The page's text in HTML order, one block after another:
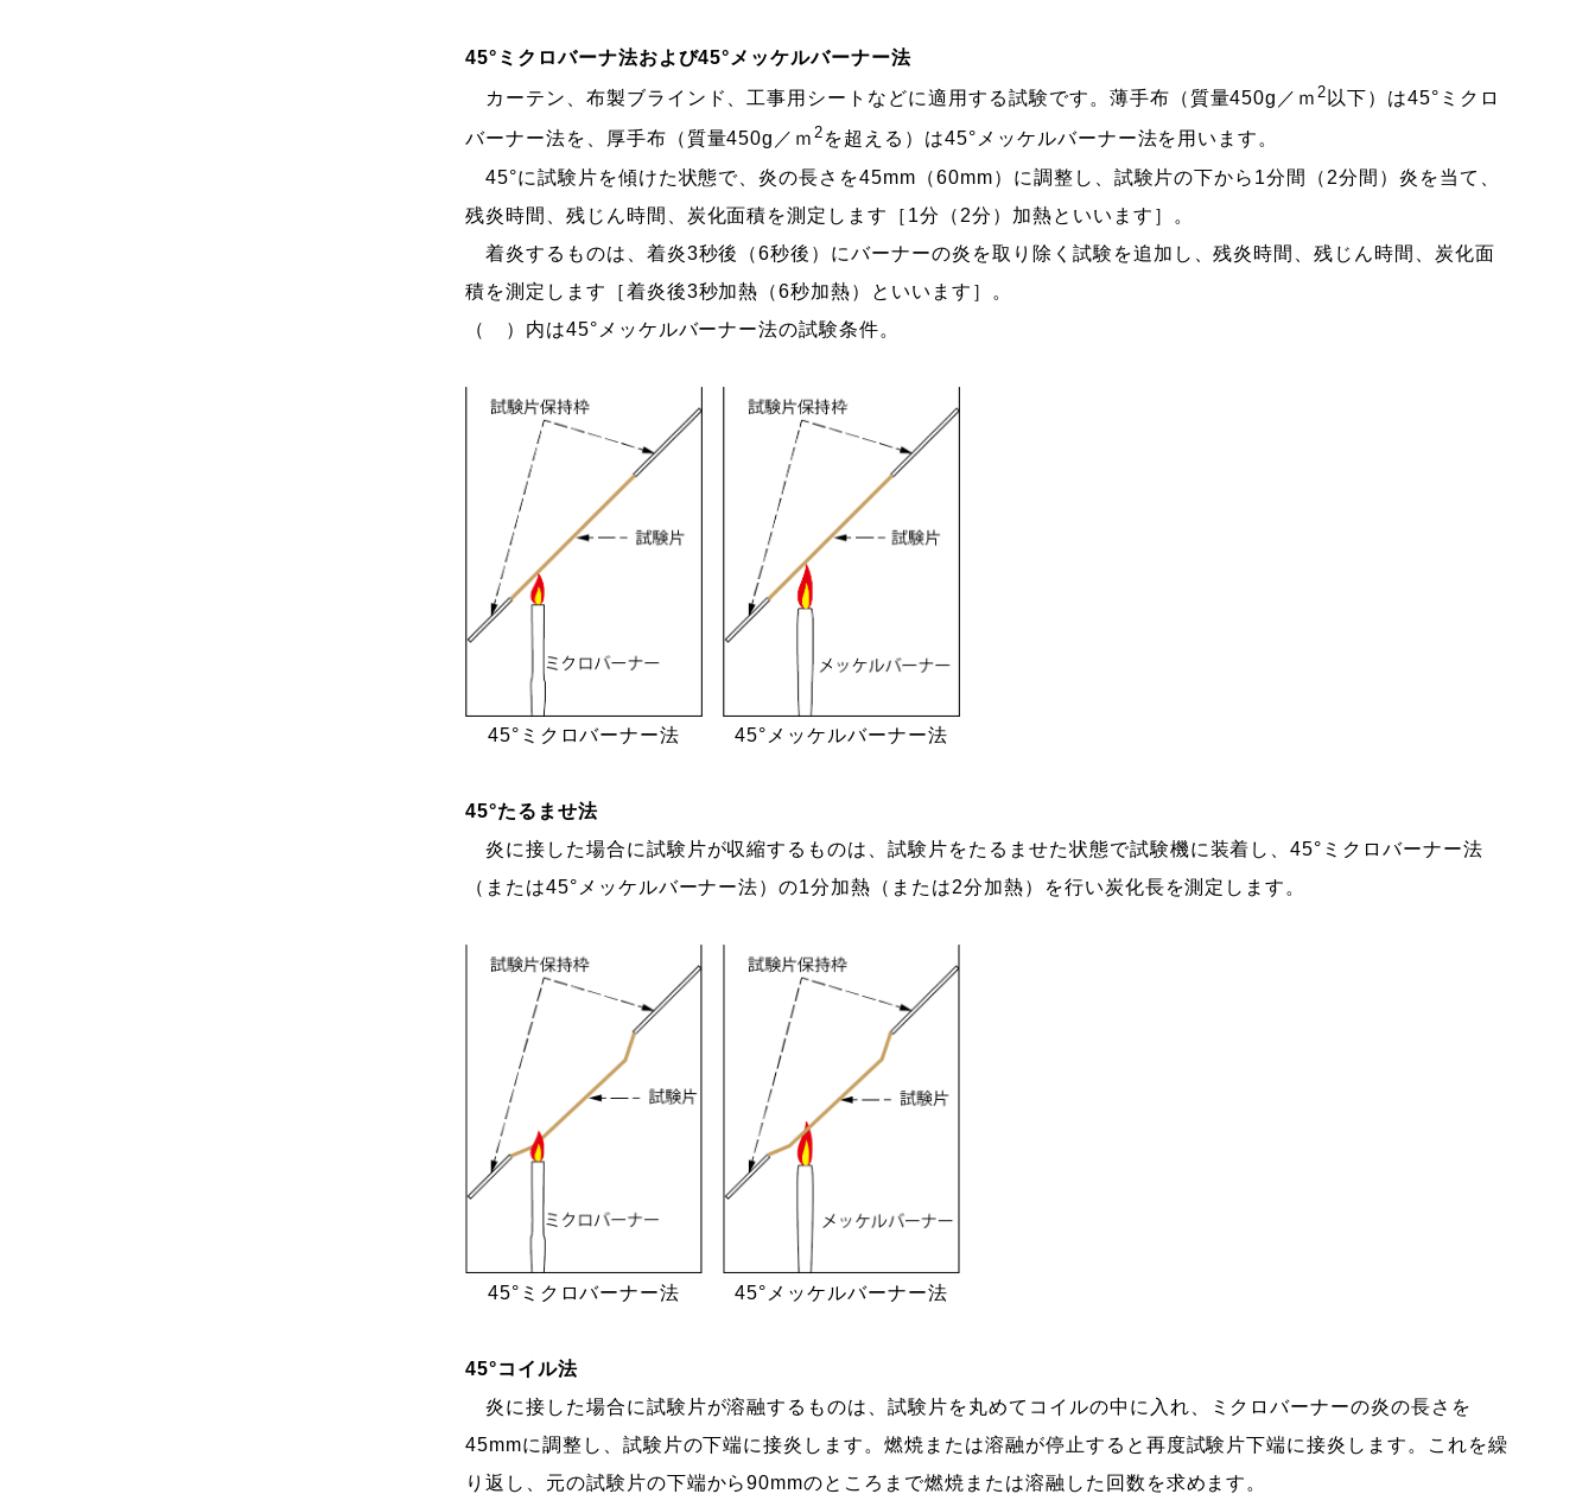
45°ミクロバーナ法および45°メッケルバーナー法
カーテン、布製ブラインド、工事用シートなどに適用する試験です。薄手布（質量450g／ｍ2 以下）は45°ミクロ
バーナー法を、厚手布（質量450g／ｍ2 を超える）は45°メッケルバーナー法を用います。
45°に試験片を傾けた状態で、炎の長さを45mm（60mm）に調整し、試験片の下から1分間（2分間）炎を当て、
残炎時間、残じん時間、炭化面積を測定します［1分（2分）加熱といいます］。
着炎するものは、着炎3秒後（6秒後）にバーナーの炎を取り除く試験を追加し、残炎時間、残じん時間、炭化面
積を測定します［着炎後3秒加熱（6秒加熱）といいます］。
（ ）内は45°メッケルバーナー法の試験条件。
45°ミクロバーナー法 45°メッケルバーナー法
45°たるませ法
炎に接した場合に試験片が収縮するものは、試験片をたるませた状態で試験機に装着し、45°ミクロバーナー法
（または45°メッケルバーナー法）の1分加熱（または2分加熱）を行い炭化長を測定します。
45°ミクロバーナー法 45°メッケルバーナー法
45°コイル法
炎に接した場合に試験片が溶融するものは、試験片を丸めてコイルの中に入れ、ミクロバーナーの炎の長さを
45mmに調整し、試験片の下端に接炎します。燃焼または溶融が停止すると再度試験片下端に接炎します。これを繰
り返し、元の試験片の下端から90mmのところまで燃焼または溶融した回数を求めます。